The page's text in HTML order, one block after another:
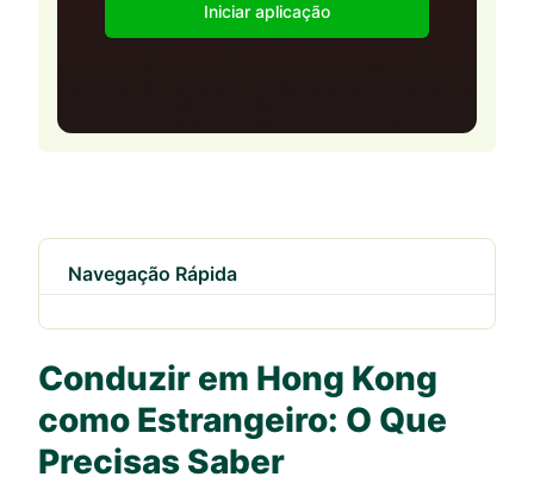
Iniciar aplicação
Navegação Rápida
Conduzir em Hong Kong
como Estrangeiro: O Que
Precisas Saber